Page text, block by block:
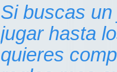
Si buscas
jugar hasta
quieres